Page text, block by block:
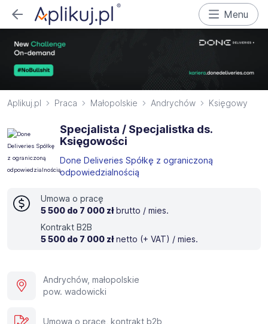
Menu
Aplikuj.pl Praca Małopolskie Andrychów Księgowy
Specjalista / Specjalistka ds.
Księgowości
Done Deliveries Spółkę z ograniczoną
odpowiedzialnością
Umowa o pracę
5 500 do 7 000 zł brutto / mies.
Kontrakt B2B
5 500 do 7 000 zł netto (+ VAT) / mies.
Andrychów, małopolskie
pow. wadowicki
Umowa o pracę, kontrakt b2b